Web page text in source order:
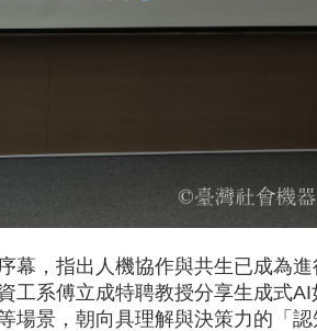
，指出人機協作與共生已成為
工系傅立成特聘教授分享生成式
景，朝向具理解與決策力的「認